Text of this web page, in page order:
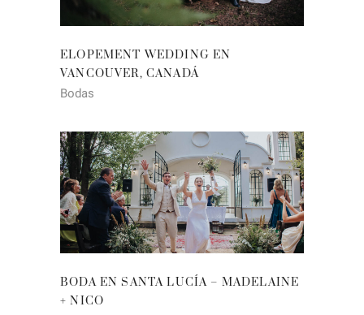
ELOPEMENT WEDDING EN
VANCOUVER, CANADÁ
Bodas
BODA EN SANTA LUCÍA – MADELAINE
+ NICO